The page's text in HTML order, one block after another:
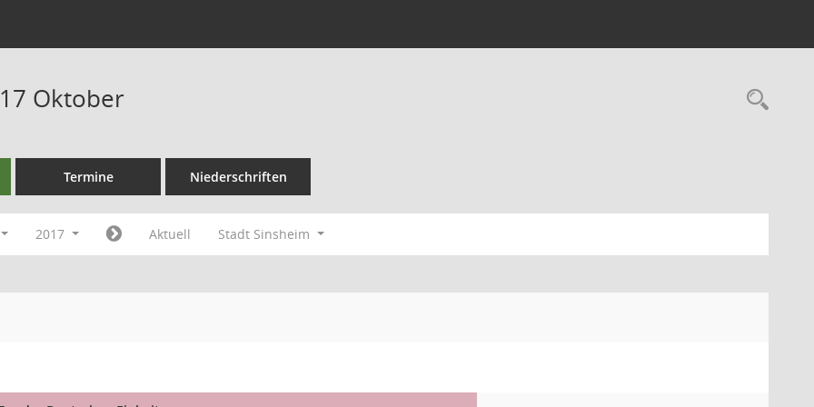
Oktober
Termine Niederschriften
2017 Aktuell Stadt Sinsheim